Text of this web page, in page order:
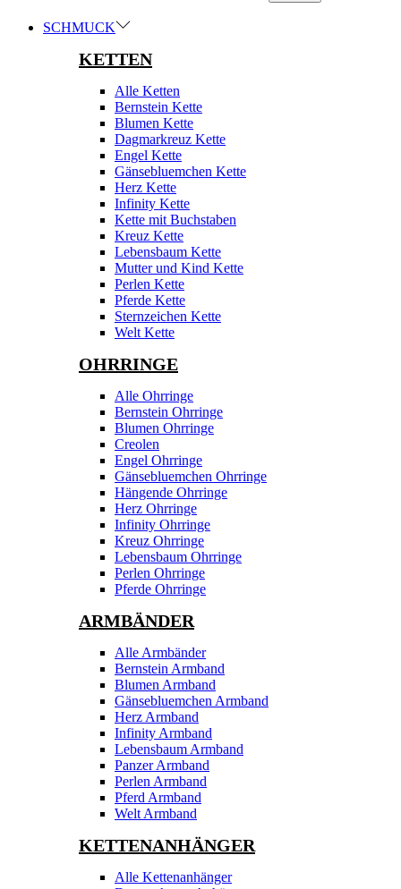
SCHMUCK
KETTEN
Alle Ketten
Bernstein Kette
Blumen Kette
Dagmarkreuz Kette
Engel Kette
Gänsebluemchen Kette
Herz Kette
Infinity Kette
Kette mit Buchstaben
Kreuz Kette
Lebensbaum Kette
Mutter und Kind Kette
Perlen Kette
Pferde Kette
Sternzeichen Kette
Welt Kette
OHRRINGE
Alle Ohrringe
Bernstein Ohrringe
Blumen Ohrringe
Creolen
Engel Ohrringe
Gänsebluemchen Ohrringe
Hängende Ohrringe
Herz Ohrringe
Infinity Ohrringe
Kreuz Ohrringe
Lebensbaum Ohrringe
Perlen Ohrringe
Pferde Ohrringe
ARMBÄNDER
Alle Armbänder
Bernstein Armband
Blumen Armband
Gänsebluemchen Armband
Herz Armband
Infinity Armband
Lebensbaum Armband
Panzer Armband
Perlen Armband
Pferd Armband
Welt Armband
KETTENANHÄNGER
Alle Kettenanhänger